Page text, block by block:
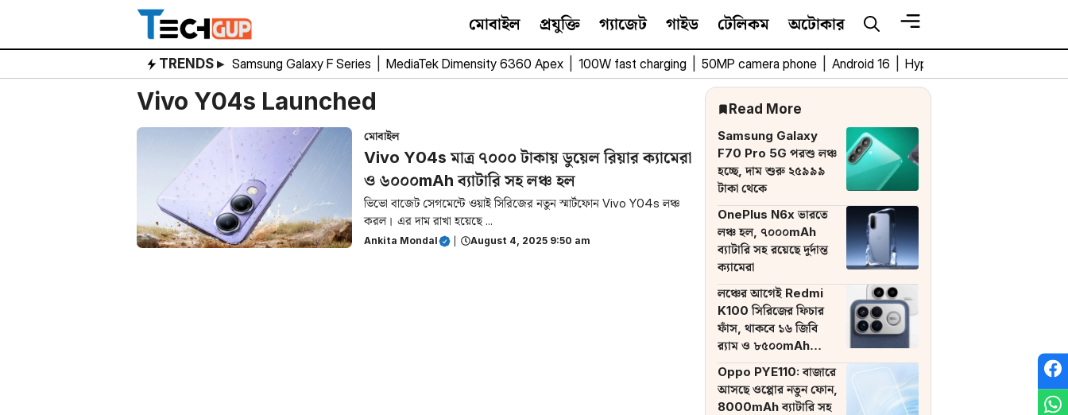
content
মোবাইল প্রযুক্তি গ্যাজেট গাইড টেলিকম অটোকার
TRENDS ▸ Samsung Galaxy F Series MediaTek Dimensity 6360 Apex 100W fast charging 50MP camera phone Android 16 HyperOS 3
Vivo Y04s Launched
মোবাইল
Vivo Y04s মাত্র ৭০০০ টাকায় ডুয়েল রিয়ার ক্যামেরা
ও ৬০০০mAh ব্যাটারি সহ লঞ্চ হল
ভিভো বাজেট সেগমেন্টে ওয়াই সিরিজের নতুন স্মার্টফোন Vivo Y04s লঞ্চ
করল। এর দাম রাখা হয়েছে ...
Ankita Mondal August 4, 2025 9:50 am
Read More
Samsung Galaxy
F70 Pro 5G পরশু লঞ্চ
হচ্ছে, দাম শুরু ২৫৯৯৯
টাকা থেকে
OnePlus N6x ভারতে
লঞ্চ হল, ৭০০০mAh
ব্যাটারি সহ রয়েছে দুর্দান্ত
ক্যামেরা
লঞ্চের আগেই Redmi
K100 সিরিজের ফিচার
ফাঁস, থাকবে ১৬ জিবি
র‌্যাম ও ৮৫০০mAh
ব্যাটারি
Oppo PYE110: বাজারে
আসছে ওপ্পোর নতুন ফোন,
8000mAh ব্যাটারি সহ